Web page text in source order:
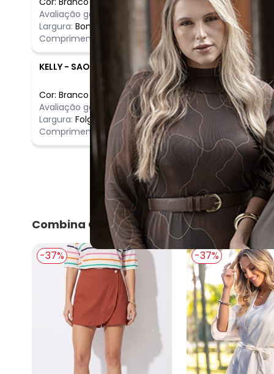
Avaliação geral do produto:
Ótimo
Largura: Bom
Comprimento:
Ótimo
KELLY - SAO PAULO - SP
Cor: Branco
Avaliação geral do produto: Incrível
Largura: Folgado
Comprimento:
Bom
Incrível
Combina Com
-37% -37%